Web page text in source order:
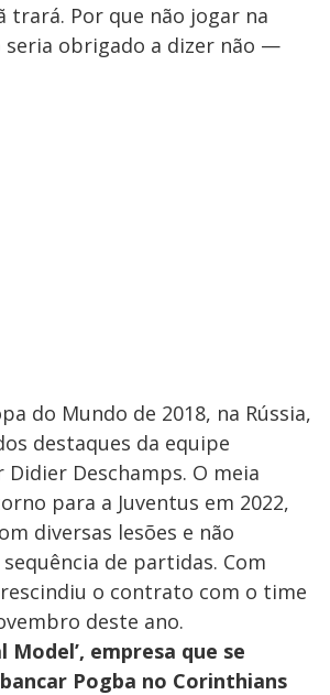
trará. Por que não jogar na
seria obrigado a dizer não —
do Mundo de 2018, na Rússia,
destaques da equipe
Deschamps. O meia
para a Juventus em 2022,
diversas lesões e não
de partidas. Com
o contrato com o time
deste ano.
Model’, empresa que se
Pogba no Corinthians